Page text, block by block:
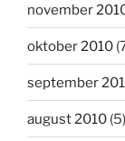
november
oktober 2010
september
august 2010 (5)